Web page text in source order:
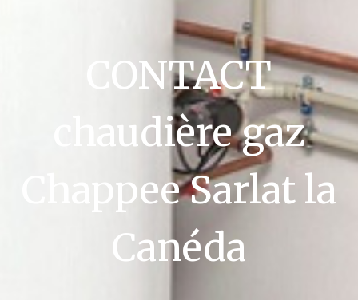
CONTACT
chaudière gaz
Chappee Sarlat la
Canéda